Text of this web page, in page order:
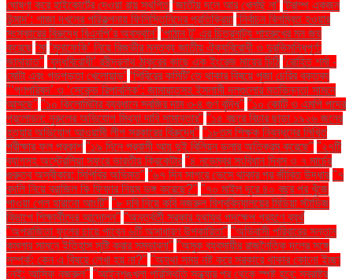
ঘোষণা করে হাইকোর্টের দেওয়া রায় স্থগিত ‘জাতীয় দলে আর খেলছি না’ ‘ট্রাম্প একজন
উন্মাদ’: গাজা দখলের পরিকল্পনায় ফিলিস্তিনিদের প্রতিক্রিয়া ‘নির্বাচন বিলম্বিত হওয়ার
সংস্কারের বিরুদ্ধে বিএনপি’র অবস্থান’ ‘পাঠান টু’ এর চিত্রনাট্য শাহরুখের মন জয়
করেছে ‘মা ‘মুনাফেকি’ নিয়ে রিজভীর মন্তব্য জাতীয় ঐক্যবিরোধী ও দুরভিসন্ধিপূর্ণ:
জামায়াত" ‘যুদ্ধবিরোধী’ রবীন্দ্রনাথ ঠাকুরের কাছে এক ইংরেজ মায়ের চিঠি ‘রোহিত শর্মা -
মোটা এবং গড়পড়তা খেলোয়াড়’ ‘শিবিরের কমিটি’তে থাকার বিষয়ে পূজা চেরির বক্তব্য
"‘গণপরিষদ’ ও ‘সেকেন্ড রিপাবলিক’: জামায়াতসহ ইসলামী দলগুলোর মতভিন্নতা সামনে
আসছে" "১০ কিলোমিটার ব্যবধানে সবজির দাম ৩-৪ গুণ বৃদ্ধি" "১০ কোটি ও এমপি পদের
প্রলোভন: নুরুলের অভিযোগ মিথ্যা দাবি সামান্তার" "১৫ বছরে বিচার ছাড়া ১৯২৬ জনের
হত্যার অভিযোগ আওয়ামী লীগ সরকারের বিরুদ্ধে" "১৮তম শিক্ষক নিবন্ধনের লিখিত
পরীক্ষার ফল প্রকাশ "১৯ দিনে প্রবাসী আয় দুই বিলিয়ন ডলার অতিক্রম করেছে" "২৭টি
ব্যাগসহ অস্ট্রেলিয়া সফরে ভারতীয় ক্রিকেটার "৪ নভেম্বর সংবিধান দিবস ও ৭ মার্চের
গুরুত্ব অস্বীকার: সিপিবির অভিমত" "৬৭ দিন সাগরে ভেসে থাকার পর জীবিত উদ্ধার "৭
বদলি নিয়ে ব্রাজিল কি ফিফার নিয়ম ভঙ্গ করেছে?" "৭০ মাইল দূরে ৪০ বছর পর খুঁজে
পাওয়া গেল হারানো আংটি" "৮ দবি নিয়ে কবি নজরুল বিশ্ববিদ্যালয়ের মিডিয়া স্টাডিজ
বিভাগে শিক্ষার্থীদের আন্দোলন" "অন্তর্বর্তী সরকার যথাযথ পদক্ষেপ গ্রহণে ব্যর্থ
"অপরাজিতা ফুলের চায়ে পাবেন ৬টি অসাধারণ উপকারিতা" "অভিবাসী পরিবারের সন্তান
কমলার সামনে ইতিহাস সৃষ্টি করার সম্ভাবনা" "অমুক ব্যবসায়ীর রাজনৈতিক দলের সঙ্গে
সম্পর্ক: কেন এ বিষয়ে লেখা হয় না?" "অযথা সময় নষ্ট করে সরকারে থাকার কোনো ইচ্ছা
নেই: আসিফ নজরুল" "আইনশৃঙ্খলা পরিস্থিতি সন্ধ্যার পর থেকে স্পষ্ট হবে: স্বরাষ্ট্র